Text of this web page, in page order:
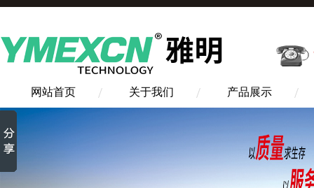
网站首页 关于我们 产品展示